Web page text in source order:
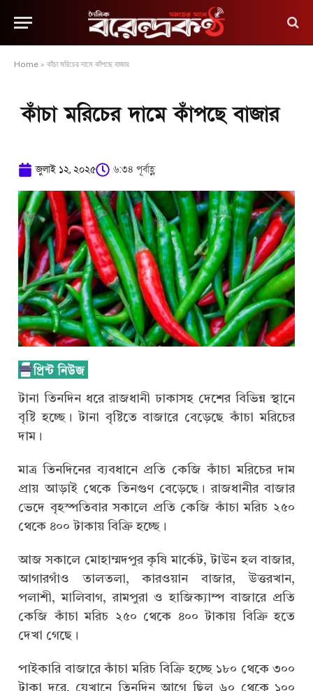
Home » কাঁচা মরিচের দামে কাঁপছে বাজার
কাঁচা মরিচের দামে কাঁপছে বাজার
জুলাই ১২, ২০২৫ ৬:৩৪ পূর্বাহ্ণ
টানা তিনদিন ধরে রাজধানী ঢাকাসহ দেশের বিভিন্ন স্থানে
বৃষ্টি হচ্ছে। টানা বৃষ্টিতে বাজারে বেড়েছে কাঁচা মরিচের
দাম।
মাত্র তিনদিনের ব্যবধানে প্রতি কেজি কাঁচা মরিচের দাম
প্রায় আড়াই থেকে তিনগুণ বেড়েছে। রাজধানীর বাজার
ভেদে বৃহস্পতিবার সকালে প্রতি কেজি কাঁচা মরিচ ২৫০
থেকে ৪০০ টাকায় বিক্রি হচ্ছে।
আজ সকালে মোহাম্মদপুর কৃষি মার্কেট, টাউন হল বাজার,
আগারগাঁও তালতলা, কারওয়ান বাজার, উত্তরখান,
পলাশী, মালিবাগ, রামপুরা ও হাজিক্যাম্প বাজারে প্রতি
কেজি কাঁচা মরিচ ২৫০ থেকে ৪০০ টাকায় বিক্রি হতে
দেখা গেছে।
পাইকারি বাজারে কাঁচা মরিচ বিক্রি হচ্ছে ১৮০ থেকে ৩০০
টাকা দরে, যেখানে তিনদিন আগে ছিল ৬০ থেকে ১০০